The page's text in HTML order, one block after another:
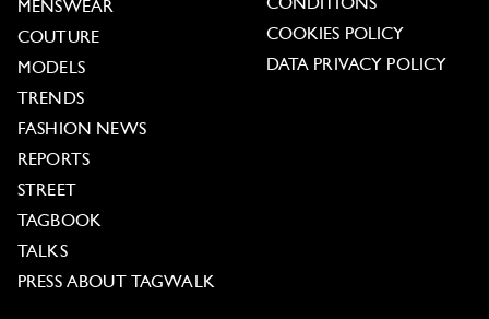
MENSWEAR
COUTURE
MODELS
TRENDS
FASHION NEWS
REPORTS
STREET
TAGBOOK
TALKS
PRESS ABOUT TAGWALK
CONDITIONS
COOKIES POLICY
DATA PRIVACY POLICY